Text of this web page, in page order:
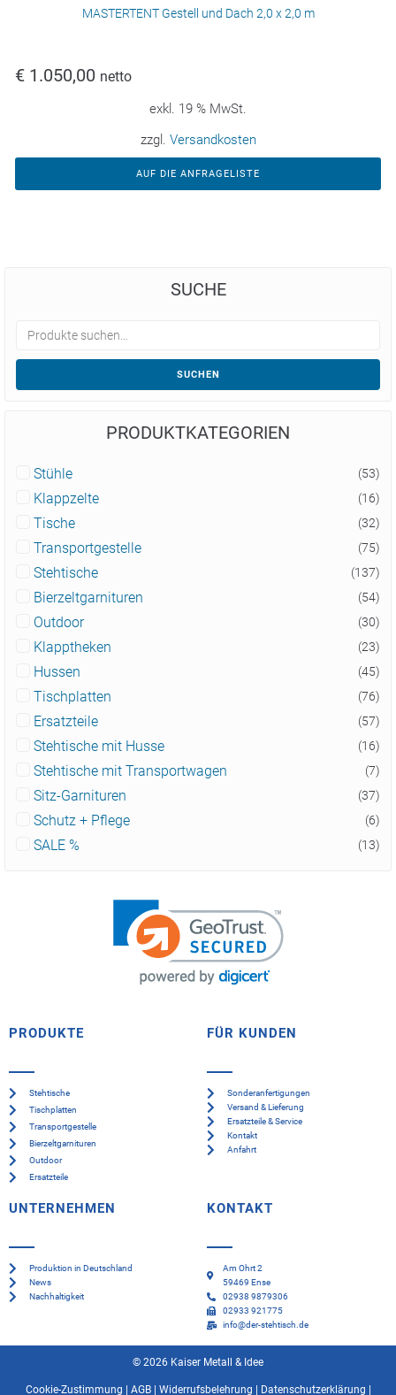
MASTERTENT Gestell und Dach 2,0 x 2,0 m
€ 1.050,00 netto
exkl. 19 % MwSt.
zzgl. Versandkosten
AUF DIE ANFRAGELISTE
SUCHE
SUCHEN
PRODUKTKATEGORIEN
Stühle (53)
Klappzelte (16)
Tische (32)
Transportgestelle (75)
Stehtische (137)
Bierzeltgarnituren (54)
Outdoor (30)
Klapptheken (23)
Hussen (45)
Tischplatten (76)
Ersatzteile (57)
Stehtische mit Husse (16)
Stehtische mit Transportwagen (7)
Sitz-Garnituren (37)
Schutz + Pflege (6)
SALE % (13)
PRODUKTE
Stehtische
Tischplatten
Transportgestelle
Bierzeltgarnituren
Outdoor
Ersatzteile
FÜR KUNDEN
Sonderanfertigungen
Versand & Lieferung
Ersatzteile & Service
Kontakt
Anfahrt
UNTERNEHMEN
Produktion in Deutschland
News
Nachhaltigkeit
KONTAKT
Am Ohrt 2
59469 Ense
02938 9879306
02933 921775
info@der-stehtisch.de
© 2026 Kaiser Metall & Idee
Cookie-Zustimmung AGB| Widerrufsbelehrung Datenschutzerklärung